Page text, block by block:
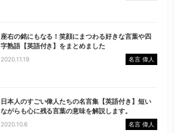
座右の銘にもなる！笑顔にまつわる好きな言葉や四
字熟語【英語付き】をまとめました
2020.11.19 名言 偉人
日本人のすごい偉人たちの名言集【英語付き】短い
ながらも心に残る言葉の意味を解説します。
2020.10.6 名言 偉人